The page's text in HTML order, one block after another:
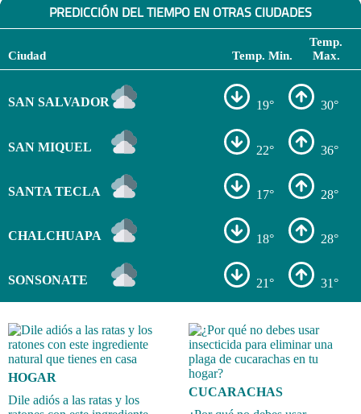
PREDICCIÓN DEL TIEMPO EN OTRAS CIUDADES
Ciudad Temp. Min.
Temp.
Max.
SAN SALVADOR 19° 30°
SAN MIQUEL 22° 36°
SANTA TECLA 17° 28°
CHALCHUAPA 18° 28°
SONSONATE 21° 31°
HOGAR
Dile adiós a las ratas y los
CUCARACHAS